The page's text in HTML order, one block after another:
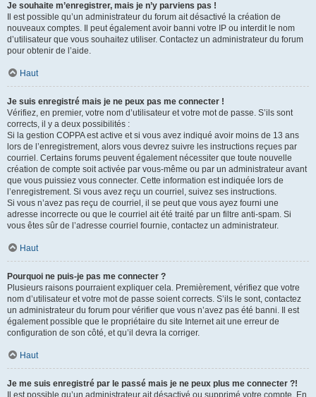
Je souhaite m’enregistrer, mais je n’y parviens pas !
Il est possible qu’un administrateur du forum ait désactivé la création de
nouveaux comptes. Il peut également avoir banni votre IP ou interdit le nom
d’utilisateur que vous souhaitez utiliser. Contactez un administrateur du forum
pour obtenir de l’aide.
Haut
Je suis enregistré mais je ne peux pas me connecter !
Vérifiez, en premier, votre nom d’utilisateur et votre mot de passe. S’ils sont
corrects, il y a deux possibilités :
Si la gestion COPPA est active et si vous avez indiqué avoir moins de 13 ans
lors de l’enregistrement, alors vous devrez suivre les instructions reçues par
courriel. Certains forums peuvent également nécessiter que toute nouvelle
création de compte soit activée par vous-même ou par un administrateur avant
que vous puissiez vous connecter. Cette information est indiquée lors de
l’enregistrement. Si vous avez reçu un courriel, suivez ses instructions.
Si vous n’avez pas reçu de courriel, il se peut que vous ayez fourni une
adresse incorrecte ou que le courriel ait été traité par un filtre anti-spam. Si
vous êtes sûr de l’adresse courriel fournie, contactez un administrateur.
Haut
Pourquoi ne puis-je pas me connecter ?
Plusieurs raisons pourraient expliquer cela. Premièrement, vérifiez que votre
nom d’utilisateur et votre mot de passe soient corrects. S’ils le sont, contactez
un administrateur du forum pour vérifier que vous n’avez pas été banni. Il est
également possible que le propriétaire du site Internet ait une erreur de
configuration de son côté, et qu’il devra la corriger.
Haut
Je me suis enregistré par le passé mais je ne peux plus me connecter ?!